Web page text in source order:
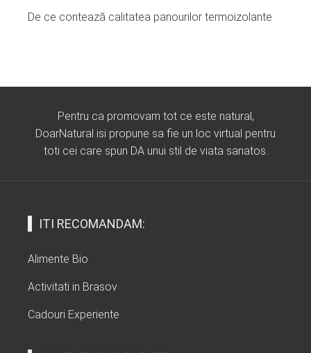
De ce contează calitatea panourilor termoizolante
Pentru ca promovam tot ce este natural,
DoarNatural isi propune sa fie un loc virtual pentru
toti cei care spun DA unui stil de viata sanatos.
ITI RECOMANDAM:
Alimente Bio
Activitati in Brasov
Cadouri Experiente